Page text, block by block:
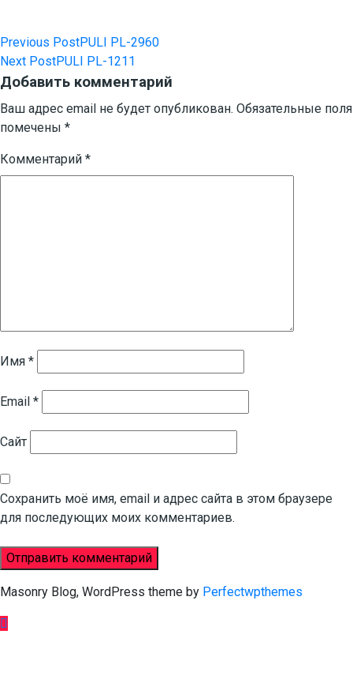
Навигация
по
записям
Previous PostPULI PL-2960
Next PostPULI PL-1211
Добавить комментарий
Ваш адрес email не будет опубликован. Обязательные поля
помечены *
Комментарий *
Имя *
Email *
Сайт
Сохранить моё имя, email и адрес сайта в этом браузере
для последующих моих комментариев.
Masonry Blog, WordPress theme by Perfectwpthemes